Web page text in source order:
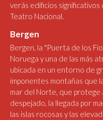
verás edificios
Teatro Nacional.
Bergen
Bergen, la "Puerta de los
Noruega y una de las más
ubicada en un entorno de
imponentes montañas que
mar del Norte, que protege
despejado, la llegada por
las islas rocosas y las